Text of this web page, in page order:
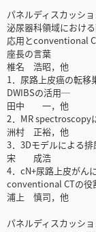
パネルディスカッシ
泌尿器科領域におけ
応用とconventional
座長の言葉
椎名 浩昭，他
1．尿路上皮癌の転
DWIBSの活用─
田中 一，他
2．MR spectroscopy
洲村 正裕，他
3．3Dモデルによる
宋 成浩
4．cN+尿路上皮がん
conventional CTの役
浦上 慎司，他
パネルディスカッシ